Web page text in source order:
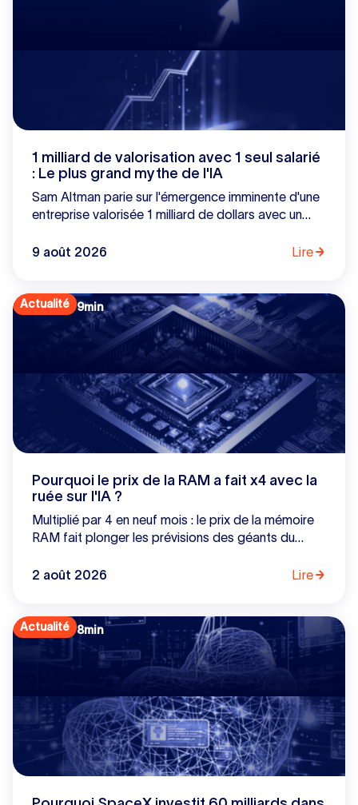
1 milliard de valorisation avec 1 seul salarié
: Le plus grand mythe de l'IA
Sam Altman parie sur l'émergence imminente d'une
entreprise valorisée 1 milliard de dollars avec un
développement d'un logiciel, signe-t-elle pour
géants comme Microsoft, décryptage d'une illusion
tenace.
9 août 2026 Lire
Actualité 9min
Pourquoi le prix de la RAM a fait x4 avec la
ruée sur l'IA ?
Multiplié par 4 en neuf mois : le prix de la mémoire
RAM fait plonger les prévisions des géants du
historiques à un oligopole de 3 constructeurs. En
transformé un composant banal en poule aux œufs
d'or. Analyse d'une bascule stratégique.
2 août 2026 Lire
Actualité 8min